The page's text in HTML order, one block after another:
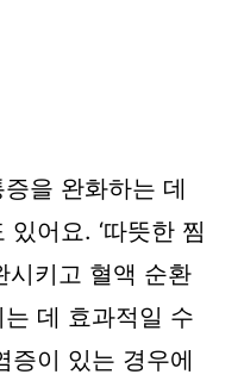
을 완화하는 데
어요. ‘따뜻한 찜
시키고 혈액 순환
데 효과적일 수
증이 있는 경우에